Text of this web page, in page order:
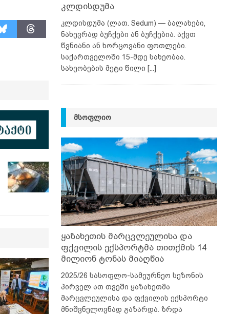
კლდისდუმა
კლდისდუმა (ლათ. Sedum) — ბალახები,
ნახევრად ბუჩქები ან ბუჩქებია. აქვთ
წვნიანი ან ხორცოვანი ფოთლები.
საქართველოში 15-მდე სახეობაა.
სახეობების მეტი წილი [...]
ᲛᲡᲝᲤᲚᲘᲝ
ყაზახეთის მარცვლეულისა და
ფქვილის ექსპორტმა თითქმის 14
მილიონ ტონას მიაღწია
2025/26 სასოფლო-სამეურნეო სეზონის
პირველ ათ თვეში ყაზახეთმა
მარცვლეულისა და ფქვილის ექსპორტი
მნიშვნელოვნად გაზარდა. ზრდა